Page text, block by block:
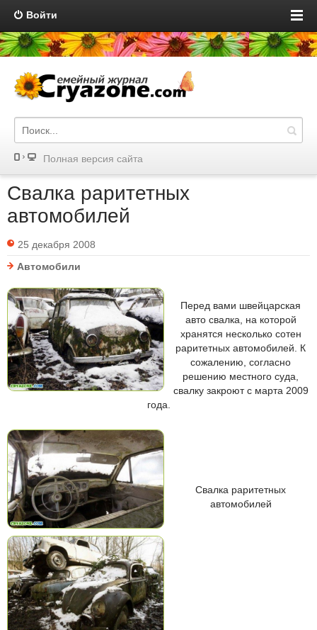
Войти
Полная версия сайта
Свалка раритетных
автомобилей
25 декабря 2008
Автомобили
Перед вами швейцарская
авто свалка, на которой
хранятся несколько сотен
раритетных автомобилей. К
сожалению, согласно
решению местного суда,
свалку закроют с марта 2009
года.
Свалка раритетных
автомобилей